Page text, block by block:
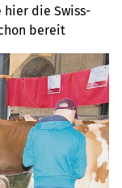
hier die Swiss-
bereit